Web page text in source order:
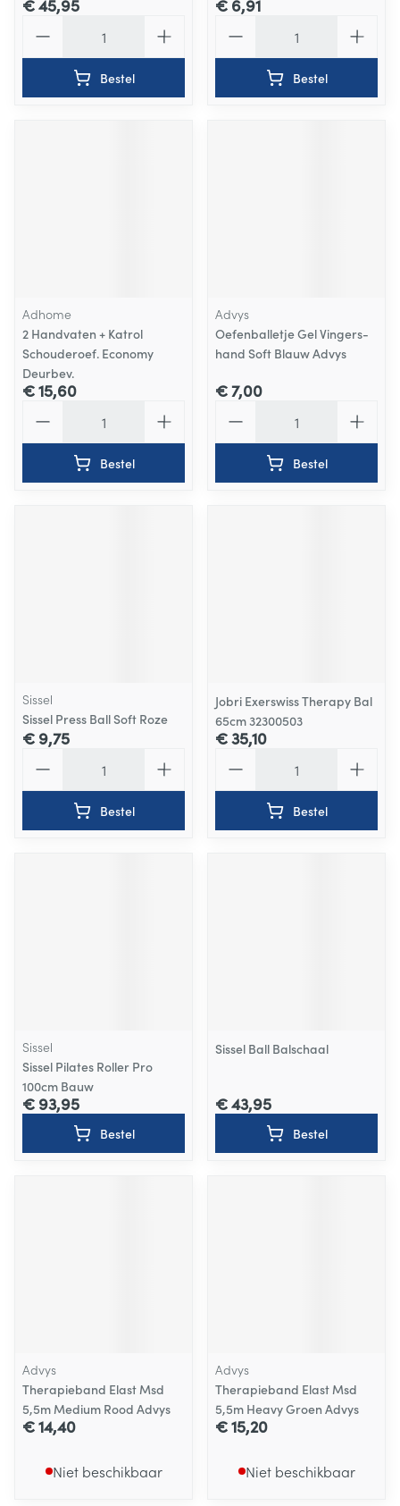
€ 45,95
Bestel
€ 6,91
Bestel
Adhome
2 Handvaten + Katrol
Schouderoef. Economy
Deurbev.
€ 15,60
Bestel
Advys
Oefenballetje Gel Vingers-
hand Soft Blauw Advys
€ 7,00
Bestel
Sissel
Sissel Press Ball Soft Roze
€ 9,75
Bestel
Jobri Exerswiss Therapy Bal
65cm 32300503
€ 35,10
Bestel
Sissel
Sissel Pilates Roller Pro
100cm Bauw
€ 93,95
Bestel
Sissel Ball Balschaal
€ 43,95
Bestel
Advys
Therapieband Elast Msd
5,5m Medium Rood Advys
€ 14,40
Niet beschikbaar
Advys
Therapieband Elast Msd
5,5m Heavy Groen Advys
€ 15,20
Niet beschikbaar